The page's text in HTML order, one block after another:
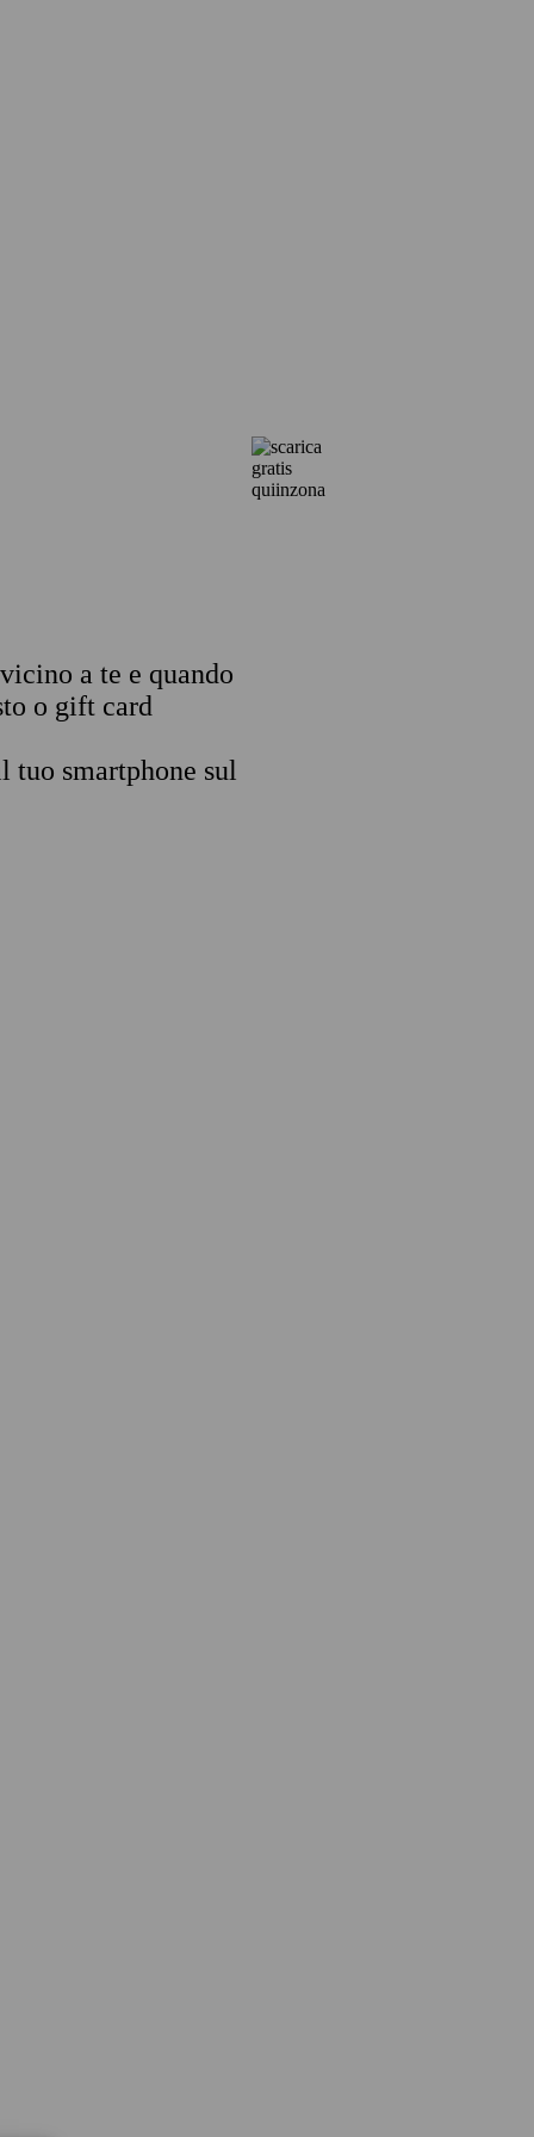
a te e quando
o gift card
tuo smartphone sul